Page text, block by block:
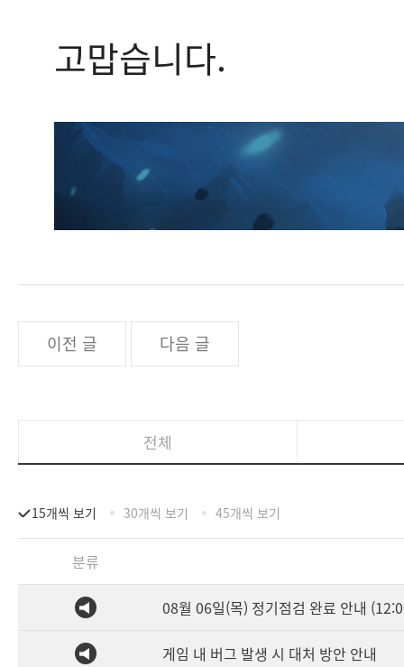
고맙습니다.
이전 글 다음 글
전체
15개씩 보기 30개씩 보기 45개씩 보기
분류
08월 06일(목) 정기점검 완료 안내
게임 내 버그 발생 시 대처 방안 안내